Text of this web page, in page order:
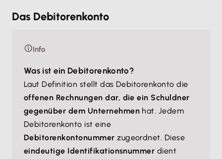
Das Debitorenkonto
Info
Was ist ein Debitorenkonto?
Laut Definition stellt das Debitorenkonto die
offenen Rechnungen dar, die ein Schuldner
gegenüber dem Unternehmen hat. Jedem
Debitorenkonto ist eine
Debitorenkontonummerzugeordnet. Diese
eindeutige Identifikationsnummer dient